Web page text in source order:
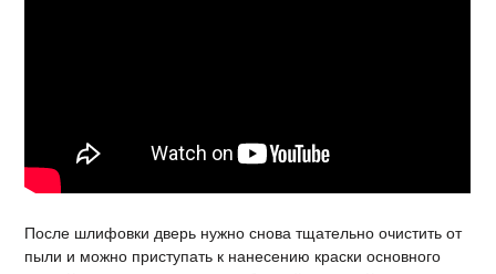
После шлифовки дверь нужно снова тщательно очистить от
пыли и можно приступать к нанесению краски основного